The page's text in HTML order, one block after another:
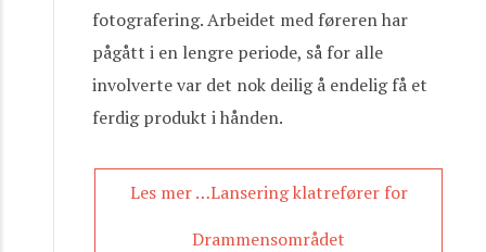
fotografering. Arbeidet med føreren har
pågått i en lengre periode, så for alle
involverte var det nok deilig å endelig få et
ferdig produkt i hånden.
Les mer …Lansering klatrefører for
Drammensområdet